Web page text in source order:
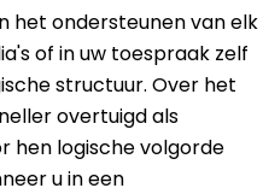
het ondersteunen van elk
of in uw toespraak zelf
structuur. Over het
overtuigd als
hen logische volgorde
u in een